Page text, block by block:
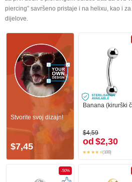
piercing” savršeno pristaje i na helixu, kao i
dijelove.
Stvorite svoj dizajn!
$7,45
$4,59
od $2,30
(100)
-50%